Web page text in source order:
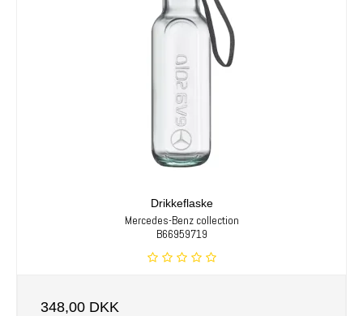
Drikkeflaske
Mercedes-Benz collection
B66959719
348,00 DKK